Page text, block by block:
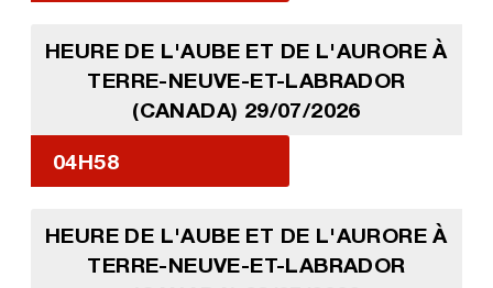
HEURE DE L'AUBE ET DE L'AURORE À
TERRE-NEUVE-ET-LABRADOR
(CANADA) 29/07/2026
04H58
HEURE DE L'AUBE ET DE L'AURORE À
TERRE-NEUVE-ET-LABRADOR